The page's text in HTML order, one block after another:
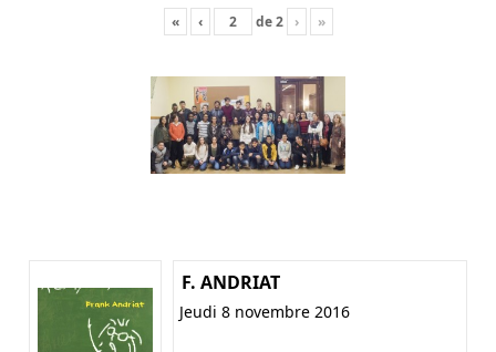
« ‹ de2 › »
F. ANDRIAT
Jeudi 8 novembre 2016